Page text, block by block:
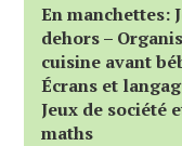
En manchettes:
dehors –
cuisine avant
Écrans et
Jeux de société
maths